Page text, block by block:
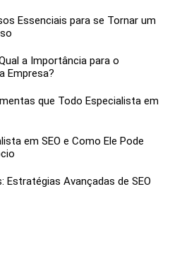
Essenciais para se Tornar um
a Importância para o
Empresa?
que Todo Especialista em
em SEO e Como Ele Pode
Estratégias Avançadas de SEO